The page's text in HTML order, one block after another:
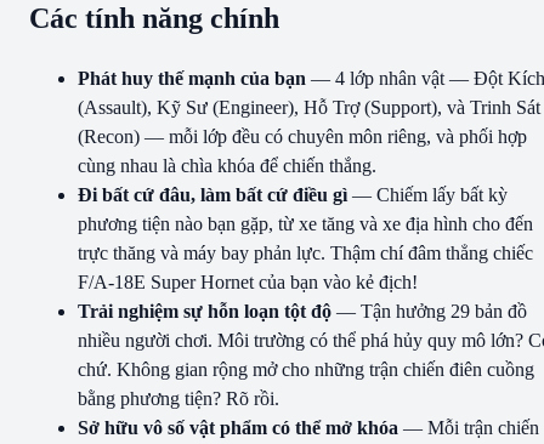
Các tính năng chính
Phát huy thế mạnh của bạn — 4 lớp nhân vật — Đột Kích
(Assault), Kỹ Sư (Engineer), Hỗ Trợ (Support), và Trinh Sát
(Recon) — mỗi lớp đều có chuyên môn riêng, và phối hợp
cùng nhau là chìa khóa để chiến thắng.
Đi bất cứ đâu, làm bất cứ điều gì — Chiếm lấy bất kỳ
phương tiện nào bạn gặp, từ xe tăng và xe địa hình cho đến
trực thăng và máy bay phản lực. Thậm chí đâm thẳng chiếc
F/A-18E Super Hornet của bạn vào kẻ địch!
Trải nghiệm sự hỗn loạn tột độ — Tận hưởng 29 bản đồ
nhiều người chơi. Môi trường có thể phá hủy quy mô lớn?
chứ. Không gian rộng mở cho những trận chiến điên cuồng
bằng phương tiện? Rõ rồi.
Sở hữu vô số vật phẩm có thể mở khóa — Mỗi trận chiến